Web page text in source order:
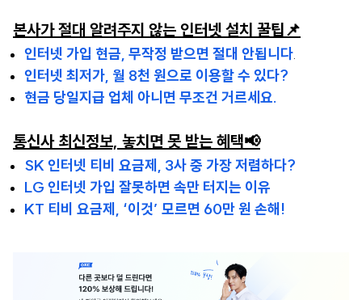
본사가 절대 알려주지 않는 인터넷 설치 꿀팁📌
인터넷 가입 현금, 무작정 받으면 절대 안됩니다.
인터넷 최저가, 월 8천 원으로 이용할 수 있다?
현금 당일지급 업체 아니면 무조건 거르세요.
통신사 최신정보, 놓치면 못 받는 혜택📢
SK 인터넷 티비 요금제, 3사 중 가장 저렴하다?
LG 인터넷 가입 잘못하면 속만 터지는 이유
KT 티비 요금제, ‘이것’ 모르면 60만 원 손해!